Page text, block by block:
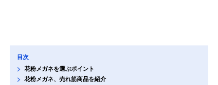
目次
花粉メガネを選ぶポイント
花粉メガネ、売れ筋商品を紹介